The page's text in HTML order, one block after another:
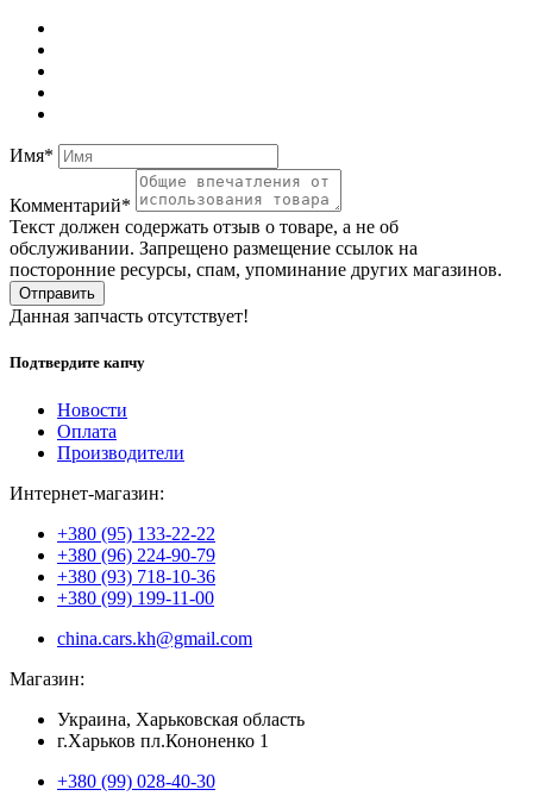
Имя*
Комментарий*
Текст должен содержать отзыв о товаре, а не об
обслуживании. Запрещено размещение ссылок на
посторонние ресурсы, спам, упоминание других магазинов.
Отправить
Данная запчасть отсутствует!
Подтвердите капчу
Новости
Оплата
Производители
Интернет-магазин:
+380 (95) 133-22-22
+380 (96) 224-90-79
+380 (93) 718-10-36
+380 (99) 199-11-00
china.cars.kh@gmail.com
Магазин:
Украина, Харьковская область
г.Харьков пл.Кононенко 1
+380 (99) 028-40-30